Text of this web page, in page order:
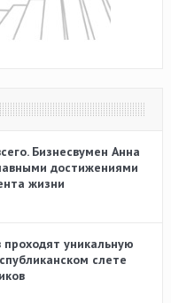
Бизнесвумен Анна
достижениями
жизни
уникальную
слете